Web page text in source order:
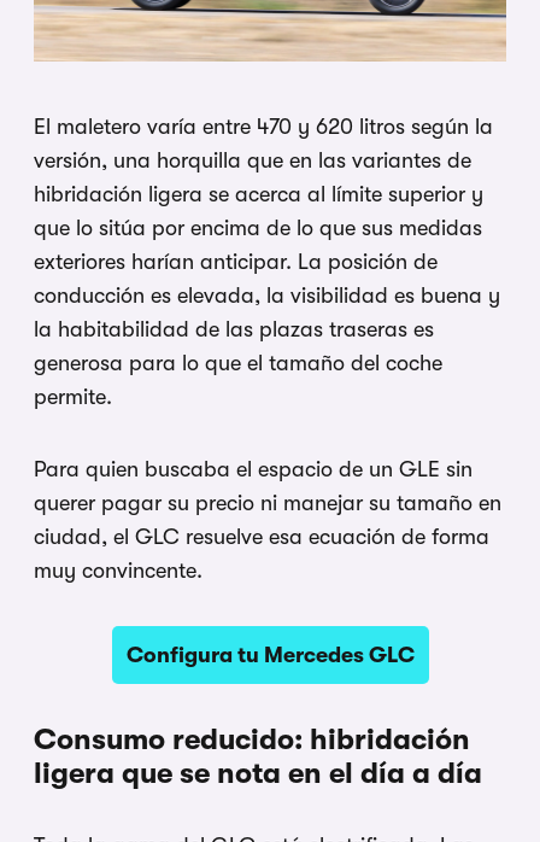
El maletero varía entre 470 y 620 litros según la
versión, una horquilla que en las variantes de
hibridación ligera se acerca al límite superior y
que lo sitúa por encima de lo que sus medidas
exteriores harían anticipar. La posición de
conducción es elevada, la visibilidad es buena y
la habitabilidad de las plazas traseras es
generosa para lo que el tamaño del coche
permite.
Para quien buscaba el espacio de un GLE sin
querer pagar su precio ni manejar su tamaño en
ciudad, el GLC resuelve esa ecuación de forma
muy convincente.
Configura tu Mercedes GLC
Consumo reducido: hibridación
ligera que se nota en el día a día